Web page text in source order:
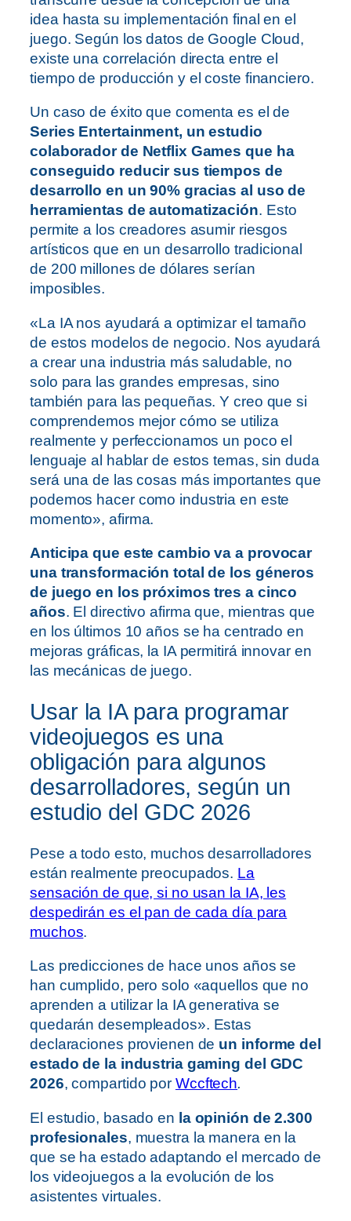
idea hasta su implementación final en el
juego. Según los datos de Google Cloud,
existe una correlación directa entre el
tiempo de producción y el coste financiero.
Un caso de éxito que comenta es el de
Series Entertainment, un estudio
colaborador de Netflix Games que ha
conseguido reducir sus tiempos de
desarrollo en un 90% gracias al uso de
herramientas de automatización. Esto
permite a los creadores asumir riesgos
artísticos que en un desarrollo tradicional
de 200 millones de dólares serían
imposibles.
«La IA nos ayudará a optimizar el tamaño
de estos modelos de negocio. Nos ayudará
a crear una industria más saludable, no
solo para las grandes empresas, sino
también para las pequeñas. Y creo que si
comprendemos mejor cómo se utiliza
realmente y perfeccionamos un poco el
lenguaje al hablar de estos temas, sin duda
será una de las cosas más importantes que
podemos hacer como industria en este
momento», afirma.
Anticipa que este cambio va a provocar
una transformación total de los géneros
de juego en los próximos tres a cinco
años. El directivo afirma que, mientras que
en los últimos 10 años se ha centrado en
mejoras gráficas, la IA permitirá innovar en
las mecánicas de juego.
Usar la IA para programar
videojuegos es una
obligación para algunos
desarrolladores, según un
estudio del GDC 2026
Pese a todo esto, muchos desarrolladores
están realmente preocupados. La
sensación de que, si no usan la IA, les
despedirán es el pan de cada día para
muchos.
Las predicciones de hace unos años se
han cumplido, pero solo «aquellos que no
aprenden a utilizar la IA generativa se
quedarán desempleados». Estas
declaraciones provienen de un informe del
estado de la industria gaming del GDC
2026, compartido por Wccftech.
El estudio, basado en la opinión de 2.300
profesionales, muestra la manera en la
que se ha estado adaptando el mercado de
los videojuegos a la evolución de los
asistentes virtuales.